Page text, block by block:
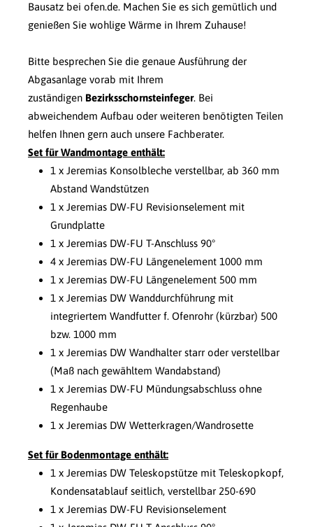
Bausatz bei ofen.de. Machen Sie es sich gemütlich und
genießen Sie wohlige Wärme in Ihrem Zuhause!
Bitte besprechen Sie die genaue Ausführung der
Abgasanlage vorab mit Ihrem
zuständigen Bezirksschornsteinfeger. Bei
abweichendem Aufbau oder weiteren benötigten Teilen
helfen Ihnen gern auch unsere Fachberater.
Set für Wandmontage enthält:
1 x Jeremias Konsolbleche verstellbar, ab 360 mm
Abstand Wandstützen
1 x Jeremias DW-FU Revisionselement mit
Grundplatte
1 x Jeremias DW-FU T-Anschluss 90°
4 x Jeremias DW-FU Längenelement 1000 mm
1 x Jeremias DW-FU Längenelement 500 mm
1 x Jeremias DW Wanddurchführung mit
integriertem Wandfutter f. Ofenrohr (kürzbar) 500
bzw. 1000 mm
1 x Jeremias DW Wandhalter starr oder verstellbar
(Maß nach gewähltem Wandabstand)
1 x Jeremias DW-FU Mündungsabschluss ohne
Regenhaube
1 x Jeremias DW Wetterkragen/Wandrosette
Set für Bodenmontage enthält:
1 x Jeremias DW Teleskopstütze mit Teleskopkopf,
Kondensatablauf seitlich, verstellbar 250-690
1 x Jeremias DW-FU Revisionselement